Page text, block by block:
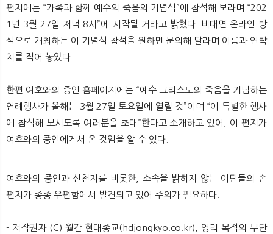
편지에는 “가족과 함께 예수의 죽음의 기념식”에 참석해 보라며 “202
1년 3월 27일 저녁 8시”에 시작될 거라고 밝혔다. 비대면 온라인 방
식으로 개최하는 이 기념식 참석을 원하면 문의해 달라며 이름과 연락
처를 적어 놓았다.
한편 여호와의 증인 홈페이지에는 “예수 그리스도의 죽음을 기념하는
연례행사가 올해는 3월 27일 토요일에 열릴 것”이며 “이 특별한 행사
에 참석해 보시도록 여러분을 초대”한다고 소개하고 있어, 이 편지가
여호와의 증인에게서 온 것임을 알 수 있다.
여호와의 증인과 신천지를 비롯한, 소속을 밝히지 않는 이단들의 손
편지가 종종 우편함에서 발견되고 있어 주의가 필요하다.​
- 저작권자 (C) 월간 현대종교(hdjongkyo.co.kr), 영리 목적의 무단